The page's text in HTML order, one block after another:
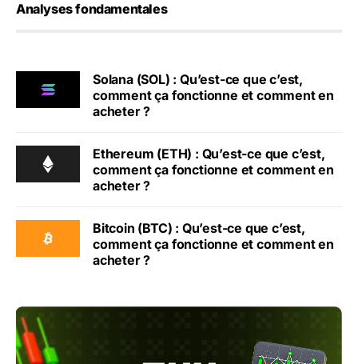
Analyses fondamentales
Solana (SOL) : Qu’est-ce que c’est,
comment ça fonctionne et comment en
acheter ?
Ethereum (ETH) : Qu’est-ce que c’est,
comment ça fonctionne et comment en
acheter ?
Bitcoin (BTC) : Qu’est-ce que c’est,
comment ça fonctionne et comment en
acheter ?